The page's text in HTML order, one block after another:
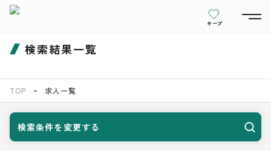
キープ
検索結果一覧
TOP 求人一覧
検索条件を変更する